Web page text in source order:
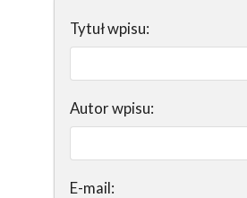
Tytuł wpisu:
Autor wpisu:
E-mail: